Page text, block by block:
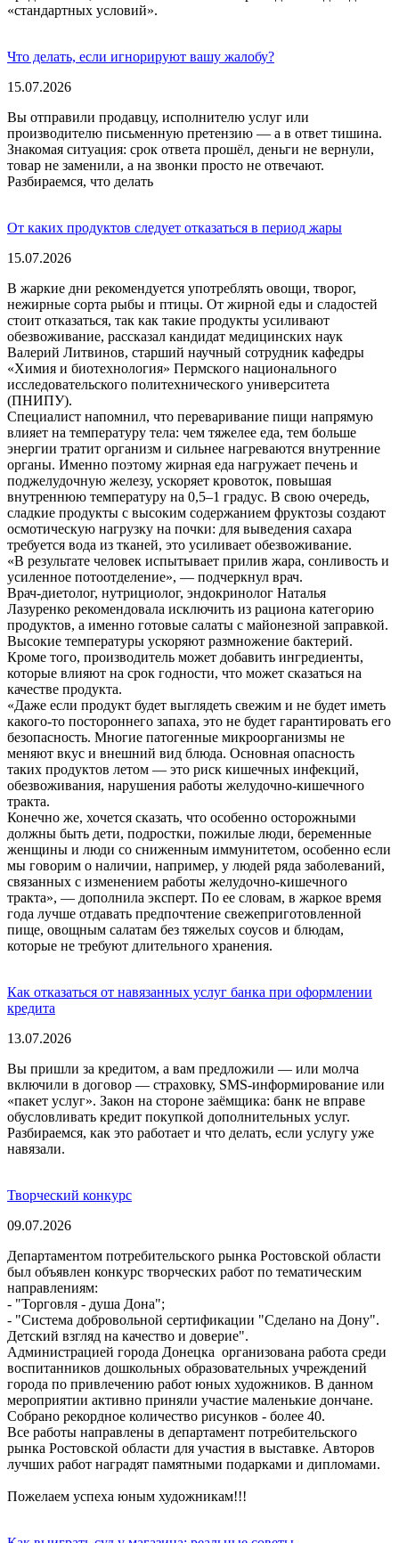
«стандартных условий».
Что делать, если игнорируют вашу жалобу?
15.07.2026
Вы отправили продавцу, исполнителю услуг или
производителю письменную претензию — а в ответ тишина.
Знакомая ситуация: срок ответа прошёл, деньги не вернули,
товар не заменили, а на звонки просто не отвечают.
Разбираемся, что делать
От каких продуктов следует отказаться в период жары
15.07.2026
В жаркие дни рекомендуется употреблять овощи, творог,
нежирные сорта рыбы и птицы. От жирной еды и сладостей
стоит отказаться, так как такие продукты усиливают
обезвоживание, рассказал кандидат медицинских наук
Валерий Литвинов, старший научный сотрудник кафедры
«Химия и биотехнология» Пермского национального
исследовательского политехнического университета
(ПНИПУ).
Специалист напомнил, что переваривание пищи напрямую
влияет на температуру тела: чем тяжелее еда, тем больше
энергии тратит организм и сильнее нагреваются внутренние
органы. Именно поэтому жирная еда нагружает печень и
поджелудочную железу, ускоряет кровоток, повышая
внутреннюю температуру на 0,5–1 градус. В свою очередь,
сладкие продукты с высоким содержанием фруктозы создают
осмотическую нагрузку на почки: для выведения сахара
требуется вода из тканей, это усиливает обезвоживание.
«В результате человек испытывает прилив жара, сонливость и
усиленное потоотделение», — подчеркнул врач.
Врач-диетолог, нутрициолог, эндокринолог Наталья
Лазуренко рекомендовала исключить из рациона категорию
продуктов, а именно готовые салаты с майонезной заправкой.
Высокие температуры ускоряют размножение бактерий.
Кроме того, производитель может добавить ингредиенты,
которые влияют на срок годности, что может сказаться на
качестве продукта.
«Даже если продукт будет выглядеть свежим и не будет иметь
какого-то постороннего запаха, это не будет гарантировать его
безопасность. Многие патогенные микроорганизмы не
меняют вкус и внешний вид блюда. Основная опасность
таких продуктов летом — это риск кишечных инфекций,
обезвоживания, нарушения работы желудочно-кишечного
тракта.
Конечно же, хочется сказать, что особенно осторожными
должны быть дети, подростки, пожилые люди, беременные
женщины и люди со сниженным иммунитетом, особенно если
мы говорим о наличии, например, у людей ряда заболеваний,
связанных с изменением работы желудочно-кишечного
тракта», — дополнила эксперт. По ее словам, в жаркое время
года лучше отдавать предпочтение свежеприготовленной
пище, овощным салатам без тяжелых соусов и блюдам,
которые не требуют длительного хранения.
Как отказаться от навязанных услуг банка при оформлении
кредита
13.07.2026
Вы пришли за кредитом, а вам предложили — или молча
включили в договор — страховку, SMS-информирование или
«пакет услуг». Закон на стороне заёмщика: банк не вправе
обусловливать кредит покупкой дополнительных услуг.
Разбираемся, как это работает и что делать, если услугу уже
навязали.
Творческий конкурс
09.07.2026
Департаментом потребительского рынка Ростовской области
был объявлен конкурс творческих работ по тематическим
направлениям:
- "Торговля - душа Дона";
- "Система добровольной сертификации "Сделано на Дону".
Детский взгляд на качество и доверие".
Администрацией города Донецка организована работа среди
воспитанников дошкольных образовательных учреждений
города по привлечению работ юных художников. В данном
мероприятии активно приняли участие маленькие дончане.
Собрано рекордное количество рисунков - более 40.
Все работы направлены в департамент потребительского
рынка Ростовской области для участия в выставке. Авторов
лучших работ наградят памятными подарками и дипломами.
Пожелаем успеха юным художникам!!!